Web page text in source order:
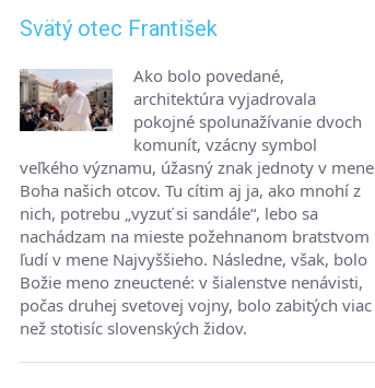
Svätý otec František
Ako bolo povedané,
architektúra vyjadrovala
pokojné spolunažívanie dvoch
komunít, vzácny symbol
veľkého významu, úžasný znak jednoty v mene
Boha našich otcov. Tu cítim aj ja, ako mnohí z
nich, potrebu „vyzuť si sandále“, lebo sa
nachádzam na mieste požehnanom bratstvom
ľudí v mene Najvyššieho. Následne, však, bolo
Božie meno zneuctené: v šialenstve nenávisti,
počas druhej svetovej vojny, bolo zabitých viac
než stotisíc slovenských židov.